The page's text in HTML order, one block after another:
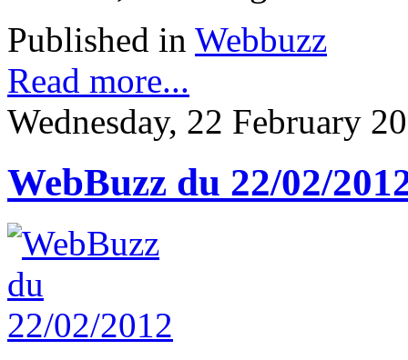
Published in Webbuzz
Read more...
Wednesday, 22 February
WebBuzz du 22/02/